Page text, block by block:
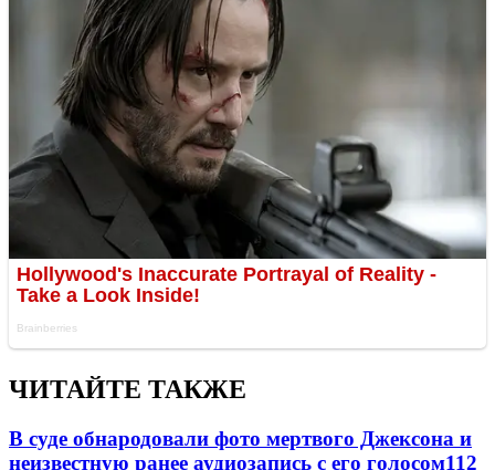
ЧИТАЙТЕ ТАКЖЕ
В суде обнародовали фото мертвого Джексона и
неизвестную ранее аудиозапись с его голосом112